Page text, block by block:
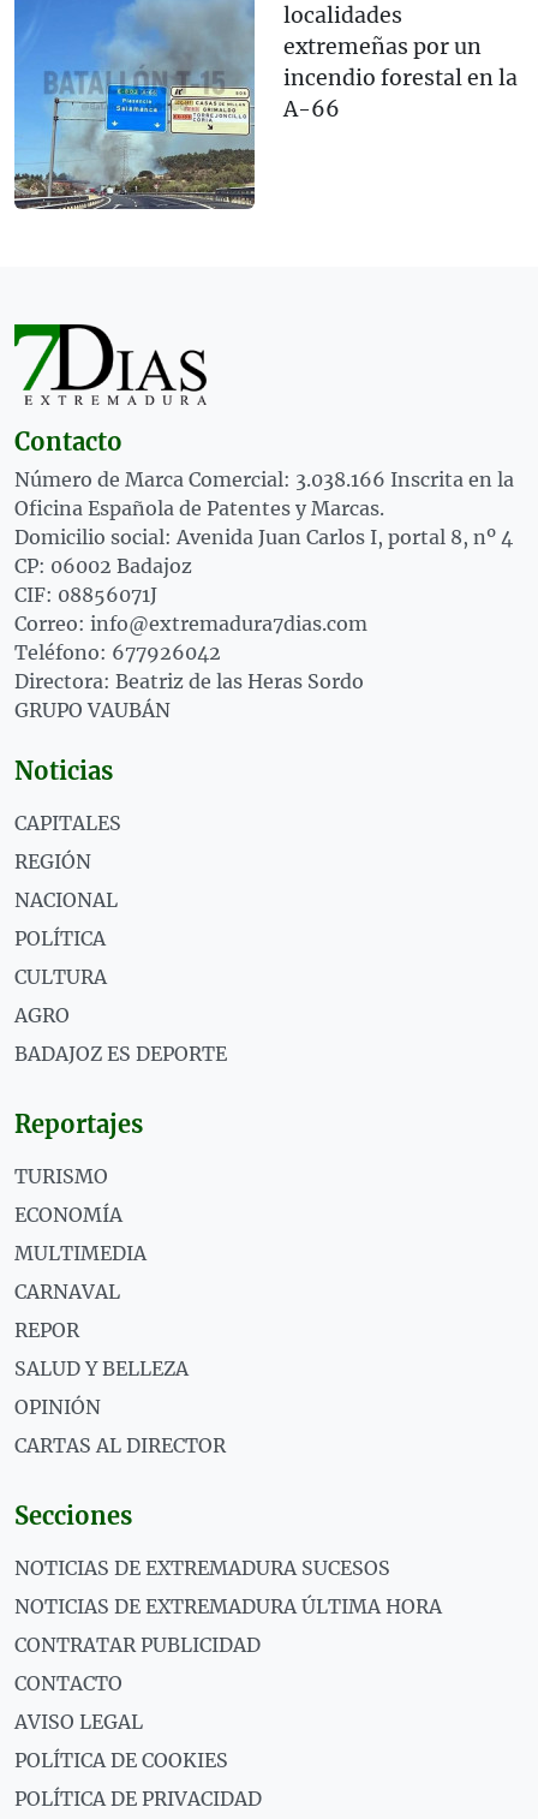
localidades
extremeñas por un
incendio forestal en la
A-66
Contacto
Número de Marca Comercial: 3.038.166 Inscrita en la
Oficina Española de Patentes y Marcas.
Domicilio social: Avenida Juan Carlos I, portal 8, nº 4
CP: 06002 Badajoz
CIF: 08856071J
Correo: info@extremadura7dias.com
Teléfono: 677926042
Directora: Beatriz de las Heras Sordo
GRUPO VAUBÁN
Noticias
CAPITALES
REGIÓN
NACIONAL
POLÍTICA
CULTURA
AGRO
BADAJOZ ES DEPORTE
Reportajes
TURISMO
ECONOMÍA
MULTIMEDIA
CARNAVAL
REPOR
SALUD Y BELLEZA
OPINIÓN
CARTAS AL DIRECTOR
Secciones
NOTICIAS DE EXTREMADURA SUCESOS
NOTICIAS DE EXTREMADURA ÚLTIMA HORA
CONTRATAR PUBLICIDAD
CONTACTO
AVISO LEGAL
POLÍTICA DE COOKIES
POLÍTICA DE PRIVACIDAD